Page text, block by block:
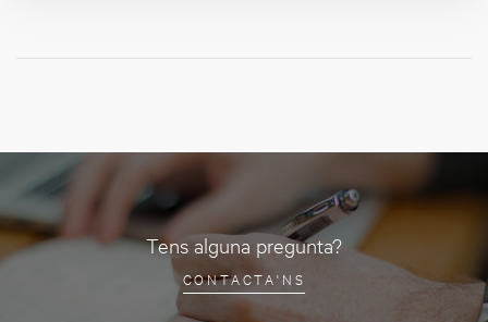
Tens alguna pregunta?
CONTACTA'NS